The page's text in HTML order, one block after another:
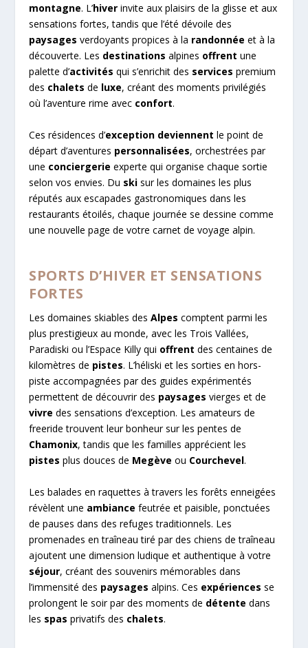
montagne. L’hiver invite aux plaisirs de la glisse et aux
sensations fortes, tandis que l’été dévoile des
paysages verdoyants propices à la randonnée et à la
découverte. Les destinations alpines offrent une
palette d’activités qui s’enrichit des services premium
des chalets de luxe, créant des moments privilégiés
où l’aventure rime avec confort.
Ces résidences d’exception deviennent le point de
départ d’aventures personnalisées, orchestrées par
une conciergerie experte qui organise chaque sortie
selon vos envies. Du ski sur les domaines les plus
réputés aux escapades gastronomiques dans les
restaurants étoilés, chaque journée se dessine comme
une nouvelle page de votre carnet de voyage alpin.
SPORTS D’HIVER ET SENSATIONS
FORTES
Les domaines skiables desAlpes comptent parmi les
plus prestigieux au monde, avec les Trois Vallées,
Paradiski ou l’Espace Killy qui offrent des centaines de
kilomètres de pistes. L’héliski et les sorties en hors-
piste accompagnées par des guides expérimentés
permettent de découvrir des paysages vierges et de
vivre des sensations d’exception. Les amateurs de
freeride trouvent leur bonheur sur les pentes de
Chamonix, tandis que les familles apprécient les
pistes plus douces de Megève ou Courchevel.
Les balades en raquettes à travers les forêts enneigées
révèlent une ambiance feutrée et paisible, ponctuées
de pauses dans des refuges traditionnels. Les
promenades en traîneau tiré par des chiens de traîneau
ajoutent une dimension ludique et authentique à votre
séjour, créant des souvenirs mémorables dans
l’immensité des paysages alpins. Ces expériences se
prolongent le soir par des moments de détente dans
les spas privatifs des chalets.